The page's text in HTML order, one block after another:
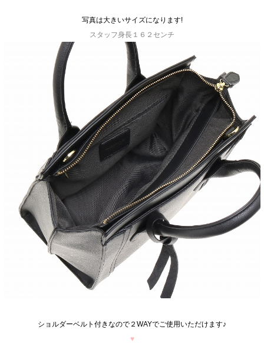
写真は大きいサイズになります!
スタッフ身長１６２センチ
ショルダーベルト付きなので２WAYでご使用いただけます♪
♥